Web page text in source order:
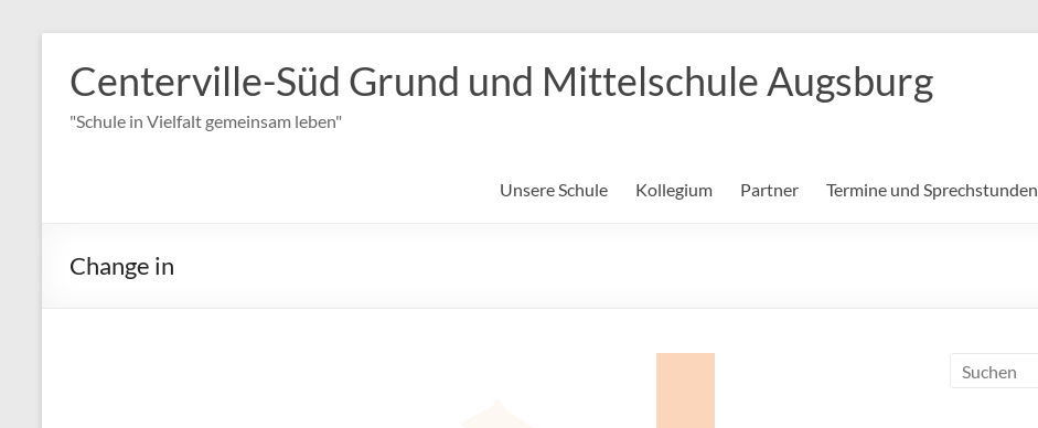
Inhalt
springen
Centerville-Süd Grund und Mittelschule Augsburg
"Schule in Vielfalt gemeinsam leben"
Unsere Schule Kollegium Partner Termine und Sprechstunden
Change in